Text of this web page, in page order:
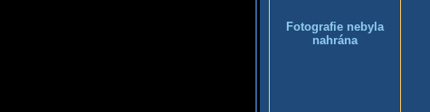
Fotografie nebyla
nahrána